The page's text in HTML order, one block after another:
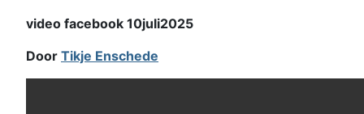
video facebook 10juli2025
Door Tikje Enschede